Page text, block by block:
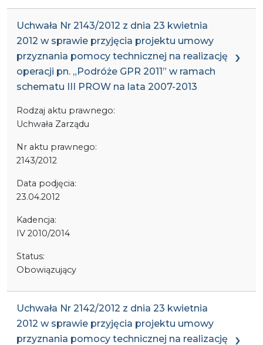
Uchwała Nr 2143/2012 z dnia 23 kwietnia
2012 w sprawie przyjęcia projektu umowy
przyznania pomocy technicznej na realizację
operacji pn. „Podróże GPR 2011” w ramach
schematu III PROW na lata 2007-2013
Rodzaj aktu prawnego:
Uchwała Zarządu
Nr aktu prawnego:
2143/2012
Data podjęcia:
23.04.2012
Kadencja:
IV 2010/2014
Status:
Obowiązujący
Uchwała Nr 2142/2012 z dnia 23 kwietnia
2012 w sprawie przyjęcia projektu umowy
przyznania pomocy technicznej na realizację